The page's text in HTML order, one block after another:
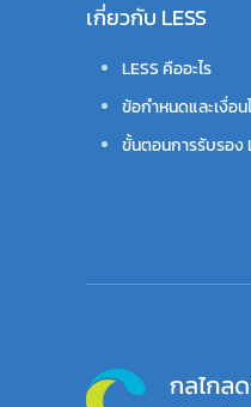
เกี่ยวกับ LESS
LESS คืออะไร
ข้อกำหนดและเงื่อน
ขั้นตอนการรับรอง